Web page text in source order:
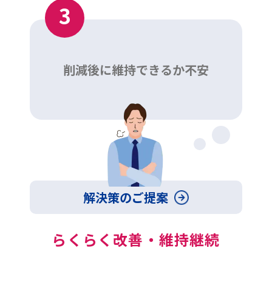
3
削減後に維持できるか不安
解決策のご提案
らくらく改善・維持継続